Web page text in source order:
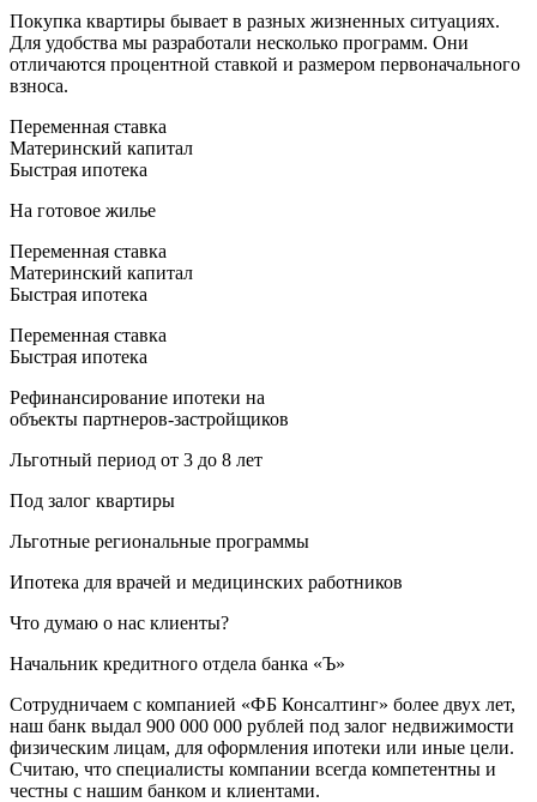
Покупка квартиры бывает в разных жизненных ситуациях.
Для удобства мы разработали несколько программ. Они
отличаются процентной ставкой и размером первоначального
взноса.
Переменная ставка
Материнский капитал
Быстрая ипотека
На готовое жилье
Переменная ставка
Материнский капитал
Быстрая ипотека
Переменная ставка
Быстрая ипотека
Рефинансирование ипотеки на
объекты партнеров-застройщиков
Льготный период от 3 до 8 лет
Под залог квартиры
Льготные региональные программы
Ипотека для врачей и медицинских работников
Что думаю о нас клиенты?
Начальник кредитного отдела банка «Ъ»
Сотрудничаем с компанией «ФБ Консалтинг» более двух лет,
наш банк выдал 900 000 000 рублей под залог недвижимости
физическим лицам, для оформления ипотеки или иные цели.
Считаю, что специалисты компании всегда компетентны и
честны с нашим банком и клиентами.